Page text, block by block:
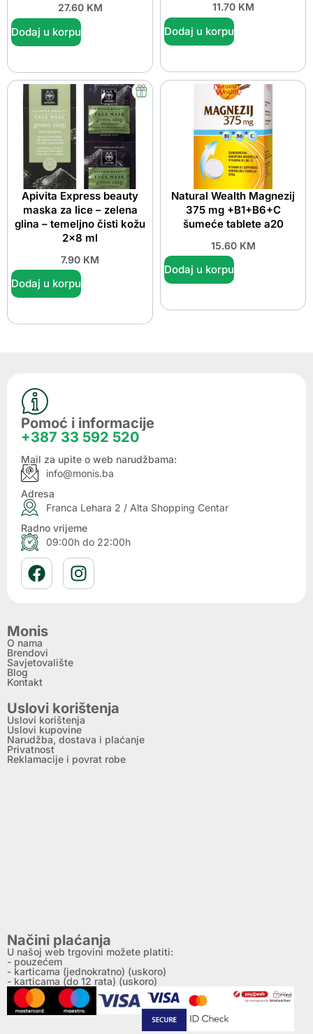
27.60 KM
Dodaj u korpu
11.70 KM
Dodaj u korpu
Apivita Express beauty
maska za lice – zelena
glina – temeljno čisti kožu
2×8 ml
7.90 KM
Dodaj u korpu
Natural Wealth Magnezij
375 mg +B1+B6+C
šumeće tablete a20
15.60 KM
Dodaj u korpu
Pomoć i informacije
+387 33 592 520
Mail za upite o web narudžbama:
info@monis.ba
Adresa
Franca Lehara 2 / Alta Shopping Centar
Radno vrijeme
09:00h do 22:00h
Monis
O nama
Brendovi
Savjetovalište
Blog
Kontakt
Uslovi korištenja
Uslovi korištenja
Uslovi kupovine
Narudžba, dostava i plaćanje
Privatnost
Reklamacije i povrat robe
Načini plaćanja
U našoj web trgovini možete platiti:
- pouzećem
- karticama (jednokratno) (uskoro)
- karticama (do 12 rata) (uskoro)